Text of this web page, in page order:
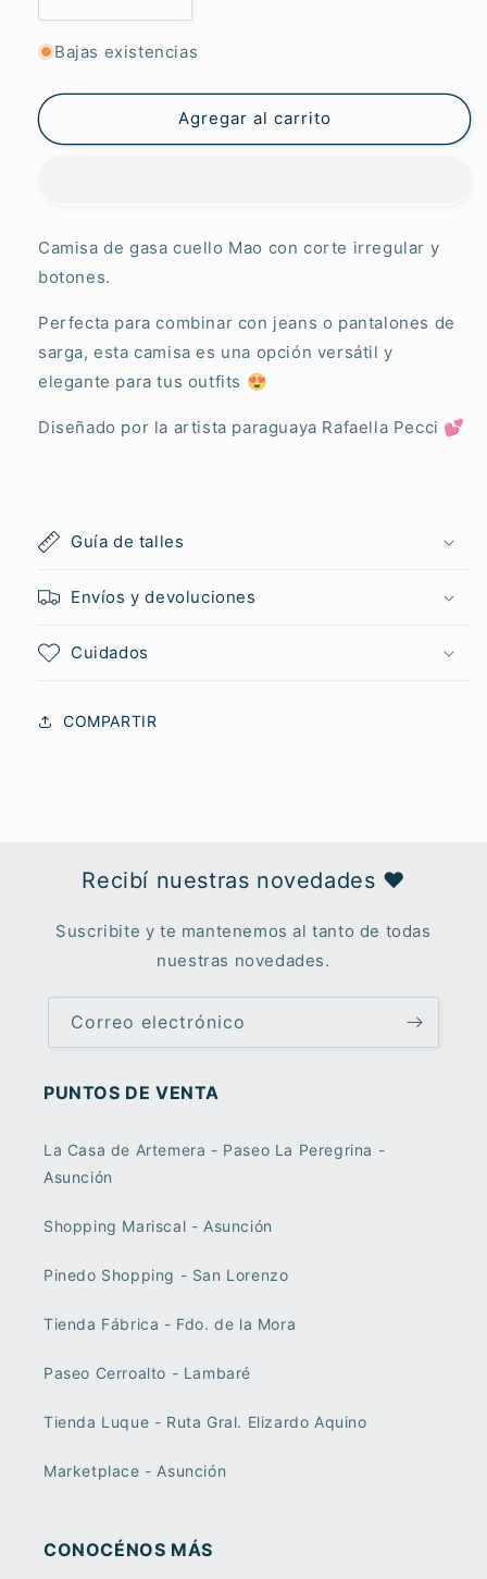
cantidad
para
Mao
Botánica
cantidad
para
Mao
Sombra
Botánica
Bajas existencias
Agregar al carrito
Camisa de gasa cuello Mao con corte irregular y
botones.
Perfecta para combinar con jeans o pantalones de
sarga, esta camisa es una opción versátil y
elegante para tus outfits 😍
Diseñado por la artista paraguaya Rafaella Pecci 💕
Guía de talles
Envíos y devoluciones
Cuidados
COMPARTIR
Recibí nuestras novedades ♥︎
Suscribite y te mantenemos al tanto de todas
nuestras novedades.
Correo electrónico
PUNTOS DE VENTA
La Casa de Artemera - Paseo La Peregrina -
Asunción
Shopping Mariscal - Asunción
Pinedo Shopping - San Lorenzo
Tienda Fábrica - Fdo. de la Mora
Paseo Cerroalto - Lambaré
Tienda Luque - Ruta Gral. Elizardo Aquino
Marketplace - Asunción
CONOCÉNOS MÁS